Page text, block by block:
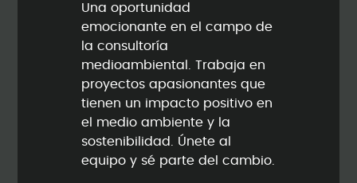
Una oportunidad
emocionante en el campo de
la consultoría
medioambiental. Trabaja en
proyectos apasionantes que
tienen un impacto positivo en
el medio ambiente y la
sostenibilidad. Únete al
equipo y sé parte del cambio.